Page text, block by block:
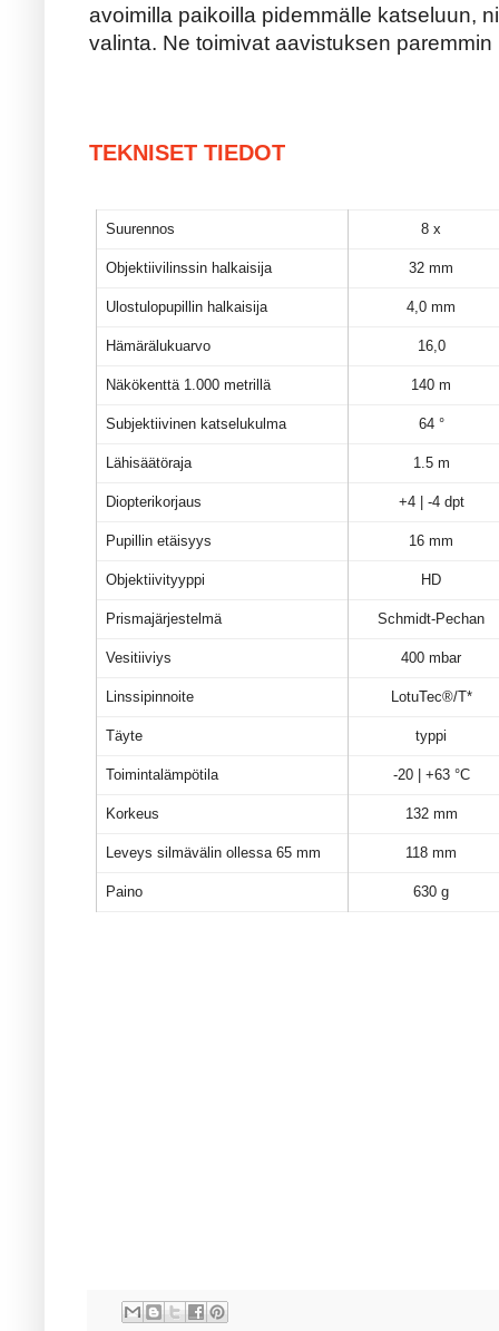
avoimilla paikoilla pidemmälle katseluun,
valinta. Ne toimivat aavistuksen
TEKNISET TIEDOT
Suurennos 8 x
Objektiivilinssin halkaisija 32 mm
Ulostulopupillin halkaisija 4,0 mm
Hämärälukuarvo 16,0
Näkökenttä 1.000 metrillä 140 m
Subjektiivinen katselukulma 64 °
Lähisäätöraja 1.5 m
Diopterikorjaus +4 | -4 dpt
Pupillin etäisyys 16 mm
Objektiivityyppi HD
Prismajärjestelmä Schmidt-Pechan
Vesitiiviys 400 mbar
Linssipinnoite LotuTec®/T*
Täyte typpi
Toimintalämpötila -20 | +63 °C
Korkeus 132 mm
Leveys silmävälin ollessa 65 mm 118 mm
Paino 630 g